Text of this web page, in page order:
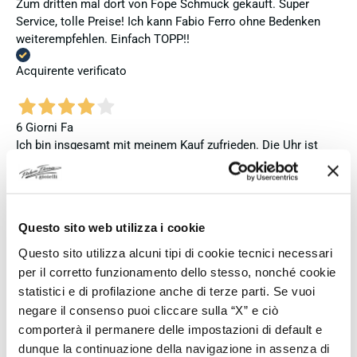
Questo sito web utilizza i cookie
Questo sito utilizza alcuni tipi di cookie tecnici necessari
per il corretto funzionamento dello stesso, nonché cookie
statistici e di profilazione anche di terze parti. Se vuoi
negare il consenso puoi cliccare sulla “X” e ciò
comporterà il permanere delle impostazioni di default e
dunque la continuazione della navigazione in assenza di
Zum dritten mal dort von Fope Schmuck gekauft. Super
Service, tolle Preise! Ich kann Fabio Ferro ohne Bedenken
weiterempfehlen. Einfach TOPP!!
Acquirente verificato
6 Giorni Fa
Ich bin insgesamt mit meinem Kauf zufrieden. Die Uhr ist
neu, original und funktioniert einwandfrei. Besonders positiv
hervorheben möchte ich den attraktiven Preis sowie den
Dennoch vergebe ich 4 statt 5 Sterne, da die Lieferung nicht
meinen Erwartungen an einen autorisierten Seiko-Händler
entsprach. Die Uhr kam ohne die üblichen Schutzfolien am
Armband, die Originalverpackung entsprach nicht der
Verpackung, die ich von diesem Modell aus offiziellen
Präsentationen und Videos kenne (andere Box und anderes
Uhrenkissen), und auch die Seiko-Hangtags mit